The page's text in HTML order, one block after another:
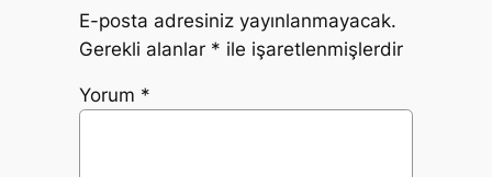
E-posta adresiniz yayınlanmayacak.
Gerekli alanlar * ile işaretlenmişlerdir
Yorum *